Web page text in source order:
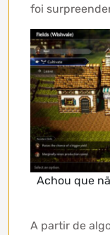
foi
Achou que
A partir de